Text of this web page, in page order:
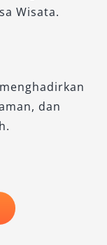
dengan
dirawat
kondisi
Jayapura
sistem
lepas
Wisata.
dan